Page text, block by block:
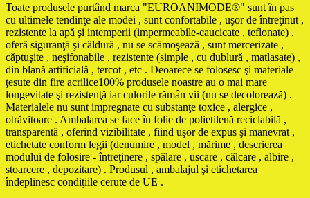
Toate produsele purtând marca "EUROANIMODE®" sunt în pas
cu ultimele tendinţe ale modei , sunt confortabile , uşor de întreţinut ,
rezistente la apă şi intemperii (impermeabile-caucicate , teflonate) ,
oferă siguranţă şi căldură , nu se scămoşează , sunt mercerizate ,
căptuşite , neşifonabile , rezistente (simple , cu dublură , matlasate) ,
din blană artificială , tercot , etc . Deoarece se folosesc şi materiale
ţesute din fire acrilice100% produsele noastre au o mai mare
longevitate şi rezistenţă iar culorile rămân vii (nu se decolorează) .
Materialele nu sunt impregnate cu substanţe toxice , alergice ,
otrăvitoare . Ambalarea se face în folie de polietilenă reciclabilă ,
transparentă , oferind vizibilitate , fiind uşor de expus şi manevrat ,
etichetate conform legii (denumire , model , mărime , descrierea
modului de folosire - întreţinere , spălare , uscare , călcare , albire ,
stoarcere , depozitare) . Produsul , ambalajul şi etichetarea
îndeplinesc condiţiile cerute de UE .